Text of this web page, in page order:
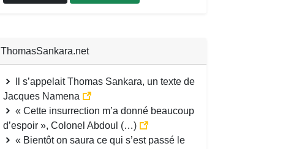
ThomasSankara.net
Il s’appelait Thomas Sankara, un texte de
Jacques Namena
« Cette insurrection m’a donné beaucoup
d’espoir », Colonel Abdoul (…)
« Bientôt on saura ce qui s’est passé le